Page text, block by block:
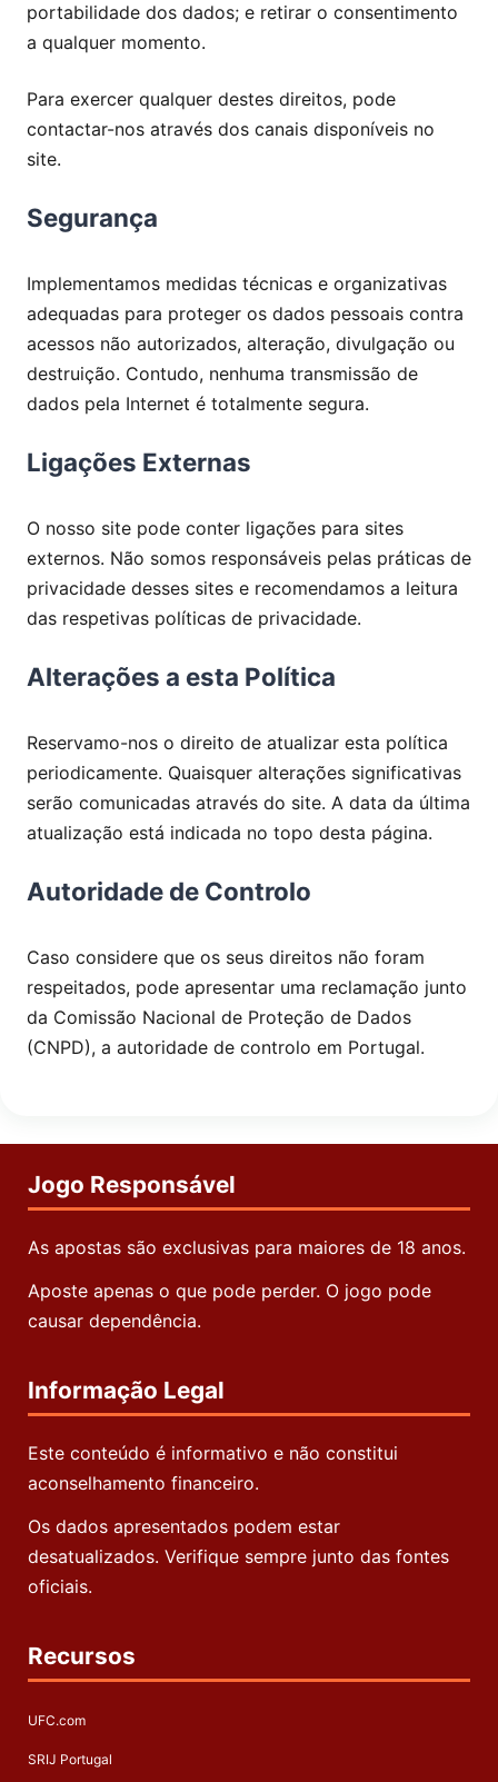
portabilidade dos dados; e retirar o consentimento
a qualquer momento.
Para exercer qualquer destes direitos, pode
contactar-nos através dos canais disponíveis no
site.
Segurança
Implementamos medidas técnicas e organizativas
adequadas para proteger os dados pessoais contra
acessos não autorizados, alteração, divulgação ou
destruição. Contudo, nenhuma transmissão de
dados pela Internet é totalmente segura.
Ligações Externas
O nosso site pode conter ligações para sites
externos. Não somos responsáveis pelas práticas de
privacidade desses sites e recomendamos a leitura
das respetivas políticas de privacidade.
Alterações a esta Política
Reservamo-nos o direito de atualizar esta política
periodicamente. Quaisquer alterações significativas
serão comunicadas através do site. A data da última
atualização está indicada no topo desta página.
Autoridade de Controlo
Caso considere que os seus direitos não foram
respeitados, pode apresentar uma reclamação junto
da Comissão Nacional de Proteção de Dados
(CNPD), a autoridade de controlo em Portugal.
Jogo Responsável
As apostas são exclusivas para maiores de 18 anos.
Aposte apenas o que pode perder. O jogo pode
causar dependência.
Informação Legal
Este conteúdo é informativo e não constitui
aconselhamento financeiro.
Os dados apresentados podem estar
desatualizados. Verifique sempre junto das fontes
oficiais.
Recursos
UFC.com
SRIJ Portugal